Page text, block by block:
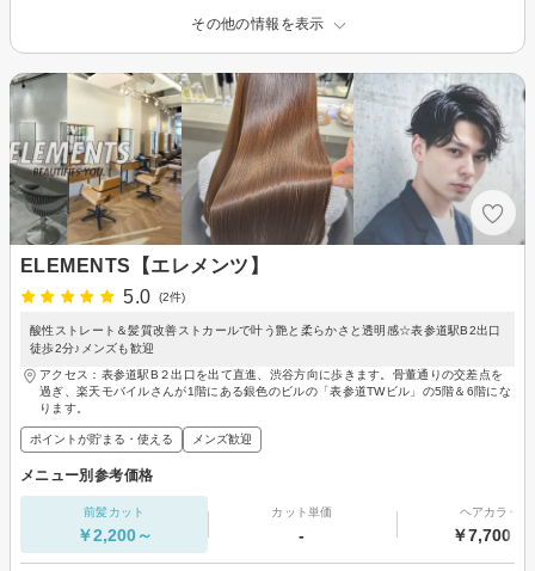
その他の情報を表示
ELEMENTS【エレメンツ】
5.0
(2件)
酸性ストレート＆髪質改善ストカールで叶う艶と柔らかさと透明感☆表参道駅B2出口
徒歩2分♪メンズも歓迎
アクセス：表参道駅B２出口を出て直進、渋谷方向に歩きます。骨董通りの交差点を
過ぎ、楽天モバイルさんが1階にある銀色のビルの「表参道TWビル」の5階＆6階にな
ります。
ポイントが貯まる・使える メンズ歓迎
メニュー別参考価格
前髪カット
￥2,200～
カット単価
-
ヘアカラー
￥7,700～